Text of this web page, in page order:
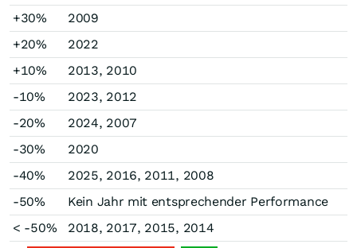
+30%
2009
+20%
2022
+10%
2013, 2010
-10%
2023, 2012
-20%
2024, 2007
-30%
2020
-40%
2025, 2016, 2011, 2008
-50%
Kein Jahr mit entsprechender Performance
< -50%
2018, 2017, 2015, 2014